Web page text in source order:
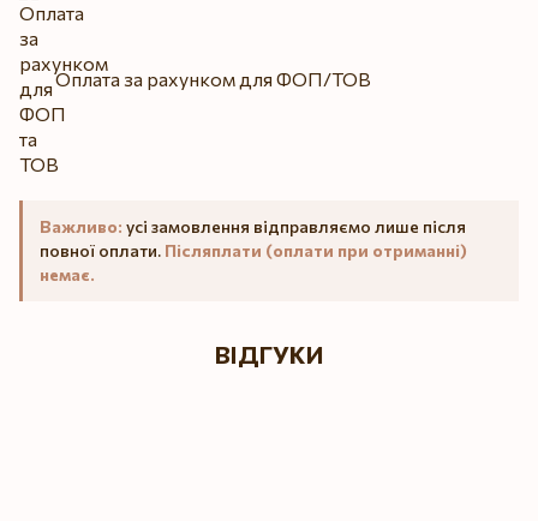
Оплата за рахунком для ФОП/ТОВ
Важливо: усі замовлення відправляємо лише після
повної оплати. Післяплати (оплати при отриманні)
немає.
ВІДГУКИ